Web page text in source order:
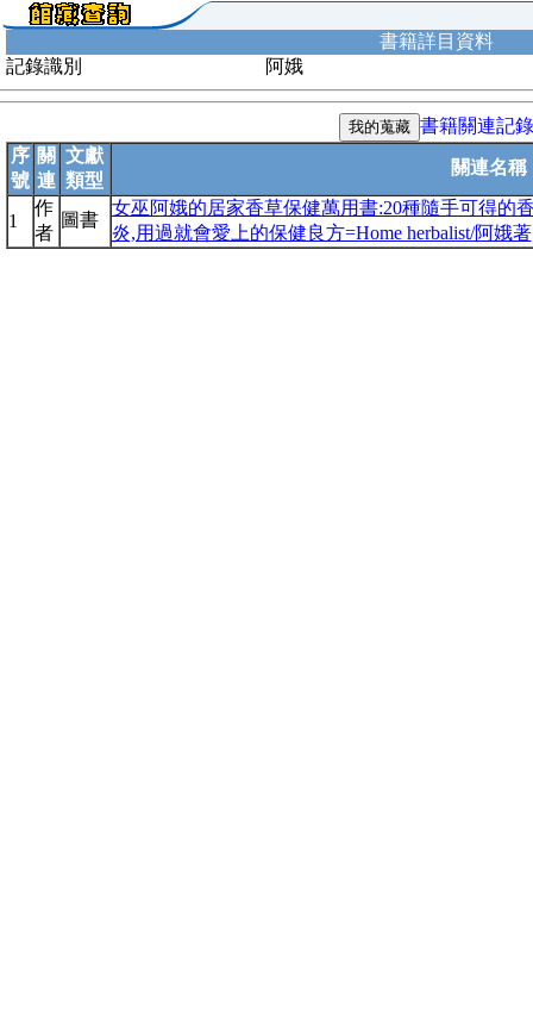
書籍詳目資料
記錄識別
阿娥
書籍關連記錄
序
號
關
連
文獻
類型
關連名稱
1
作
者
圖書
女巫阿娥的居家香草保健萬用書:20種隨手可得的
炎,用過就會愛上的保健良方=Home herbalist/阿娥著